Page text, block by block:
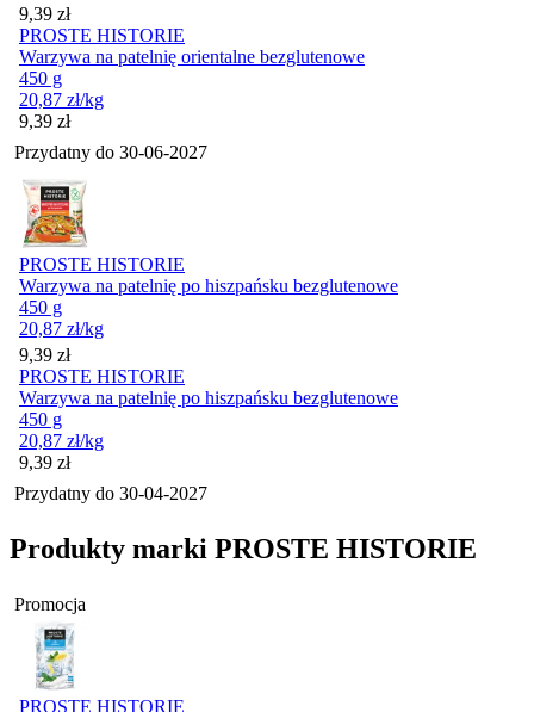
Cena
9,39 zł
PROSTE HISTORIE
Warzywa na patelnię orientalne bezglutenowe
450 g
20,87 zł/kg
Cena
9,39 zł
Przydatny do 30-06-2027
PROSTE HISTORIE
Warzywa na patelnię po hiszpańsku bezglutenowe
450 g
20,87 zł/kg
Cena
9,39 zł
PROSTE HISTORIE
Warzywa na patelnię po hiszpańsku bezglutenowe
450 g
20,87 zł/kg
Cena
9,39 zł
Przydatny do 30-04-2027
Produkty marki PROSTE HISTORIE
Promocja
PROSTE HISTORIE